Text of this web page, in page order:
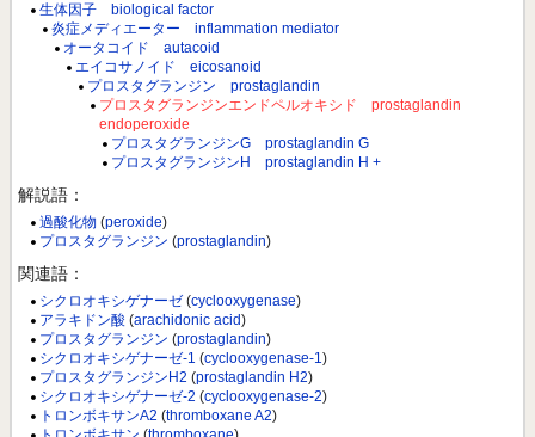
生体因子 biological factor
炎症メディエーター inflammation mediator
オータコイド autacoid
エイコサノイド eicosanoid
プロスタグランジン prostaglandin
プロスタグランジンエンドペルオキシド prostaglandin
endoperoxide
プロスタグランジンG prostaglandin G
プロスタグランジンH prostaglandin H +
解説語：
過酸化物 (peroxide)
プロスタグランジン (prostaglandin)
関連語：
シクロオキシゲナーゼ (cyclooxygenase)
アラキドン酸 (arachidonic acid)
プロスタグランジン (prostaglandin)
シクロオキシゲナーゼ-1 (cyclooxygenase-1)
プロスタグランジンH2 (prostaglandin H2)
シクロオキシゲナーゼ-2 (cyclooxygenase-2)
トロンボキサンA2 (thromboxane A2)